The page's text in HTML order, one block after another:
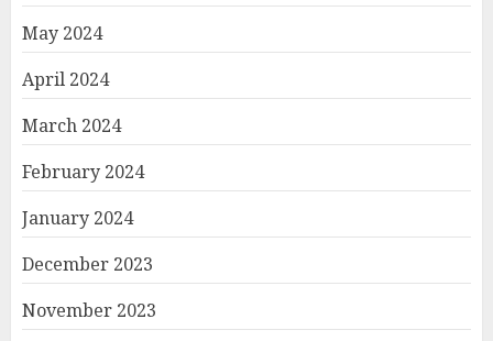
May 2024
April 2024
March 2024
February 2024
January 2024
December 2023
November 2023